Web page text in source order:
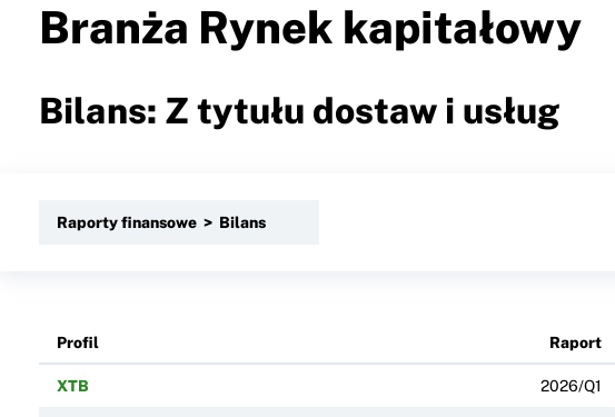
Branża Rynek kapitałowy
Bilans: Z tytułu dostaw i usług
Raporty finansowe > Bilans
Profil Raport
XTB 2026/Q1